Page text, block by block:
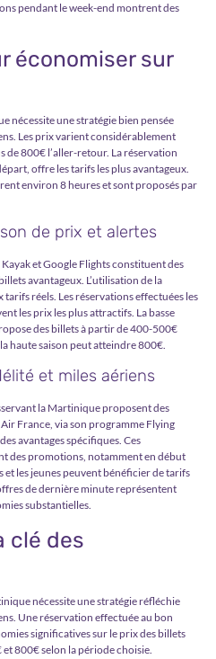
pendant le week-end montrent des
économiser sur
nécessite une stratégie bien pensée
Les prix varient considérablement
de 800€ l’aller-retour. La réservation
offre les tarifs les plus avantageux.
environ 8 heures et sont proposés par
de prix et alertes
et Google Flights constituent des
avantageux. L’utilisation de la
réels. Les réservations effectuées les
les prix les plus attractifs. La basse
des billets à partir de 400-500€
haute saison peut atteindre 800€.
et miles aériens
la Martinique proposent des
France, via son programme Flying
avantages spécifiques. Ces
des promotions, notamment en début
et les jeunes peuvent bénéficier de tarifs
de dernière minute représentent
substantielles.
clé des
nécessite une stratégie réfléchie
Une réservation effectuée au bon
significatives sur le prix des billets
800€ selon la période choisie.